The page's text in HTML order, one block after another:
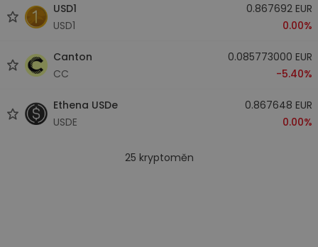
USD1
USD1
0.867692 EUR
0.00%
Canton
CC
0.085773000 EUR
-5.40%
Ethena USDe
USDE
0.867648 EUR
0.00%
25 kryptoměn